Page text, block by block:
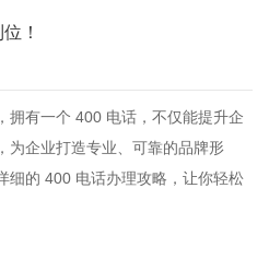
！
拥有一个 400 电话，不仅能提升企
为企业打造专业、可靠的品牌形
细的 400 电话办理攻略，让你轻松